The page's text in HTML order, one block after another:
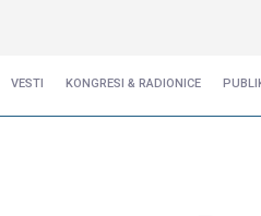
VESTI KONGRESI & RADIONICE